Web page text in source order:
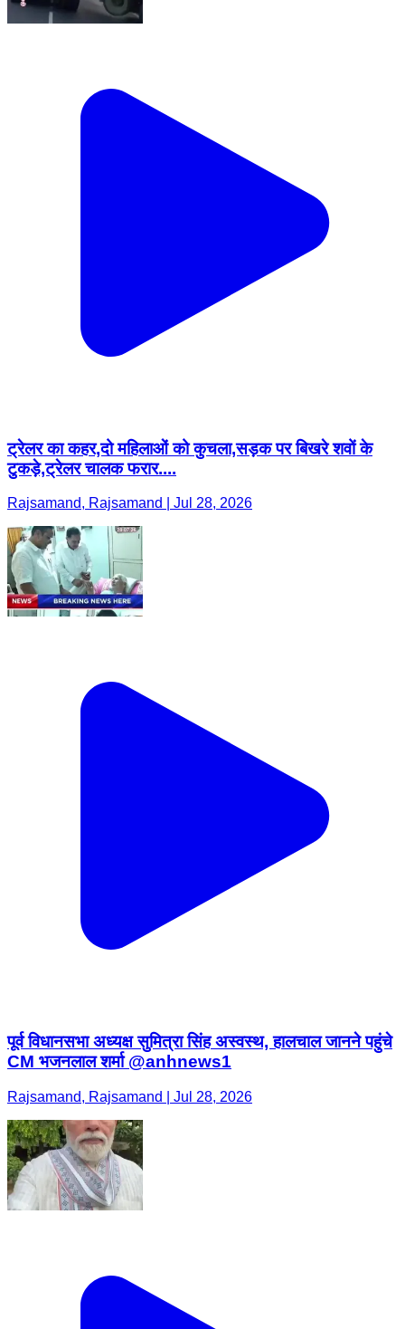
ट्रेलर का कहर,दो महिलाओं को कुचला,सड़क पर बिखरे शवों के
टुकड़े,ट्रेलर चालक फरार....
Rajsamand, Rajsamand | Jul 28, 2026
पूर्व विधानसभा अध्यक्ष सुमित्रा सिंह अस्वस्थ, हालचाल जानने पहुंचे
CM भजनलाल शर्मा @anhnews1
Rajsamand, Rajsamand | Jul 28, 2026